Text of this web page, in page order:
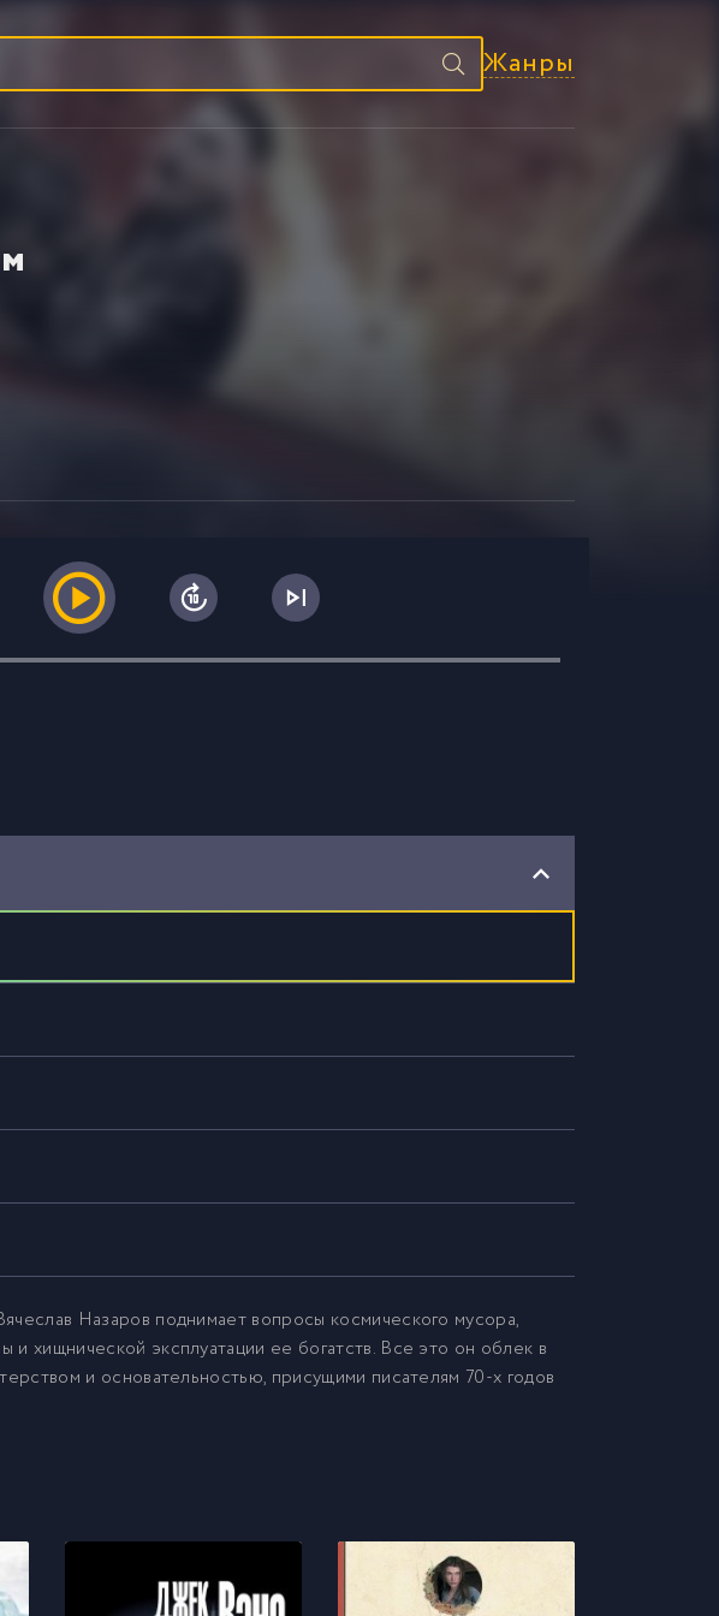
Жанры
Назаров поднимает вопросы космического мусора,
и хищнической эксплуатации ее богатств. Все это он облек в
и основательностью, присущими писателям 70-х годов